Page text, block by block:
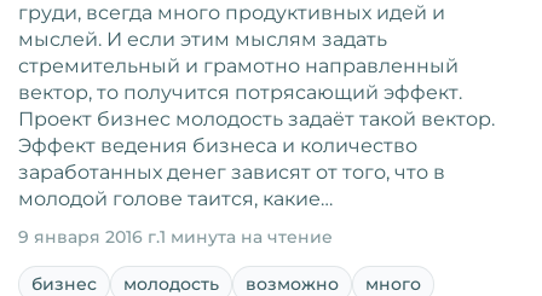
груди, всегда много продуктивных идей и
мыслей. И если этим мыслям задать
стремительный и грамотно направленный
вектор, то получится потрясающий эффект.
Проект бизнес молодость задаёт такой вектор.
Эффект ведения бизнеса и количество
заработанных денег зависят от того, что в
молодой голове таится, какие…
9 января 2016 г.1 минута на чтение
бизнес молодость возможно много